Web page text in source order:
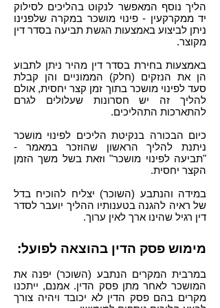
הליך נוסף המאפשר לנקוט בהליכים לסילוק
יד ממקרקעין - פינוי מושכר במקרה שלפנינו
ניתן לביצוע באמצעות הגשת תביעה בסדר דין
מקוצר.
באמצעות בחירת בסדר דין מהיר ניתן לתבוע
הן את הנזקים (חלק) הממוניים והן קבלת
סעד לפינוי מושכר בתוך זמן קצר יחסית, אולם
להליך זה יש חסרונות שעלולים לגרם
להתארכות התהליכים.
כיום הבכורה בנקיטת הליכים לפינוי מושכר
ניתנת להליך הראשון שהוזכר במאמר -
"תביעה לפינוי מושכר" וזאת בשל משך הזמן
הקצר יחסית.
במידה והנתבע (השוכר) יצליח להוכיח בדל
של ראיה להגנה בטענותיו ההליך יועבר לסדר
דין רגיל שהינו ארך לאין ערוך.
מימוש פסק הדין בהוצאה לפועל:
במרבית המקרים הנתבע (השוכר) יפנה את
המושכר לאחר מתן פסק הדין. אמנם, ייתכנו
מקרים בהם פסק הדין לא יכובד ויהיה צורך